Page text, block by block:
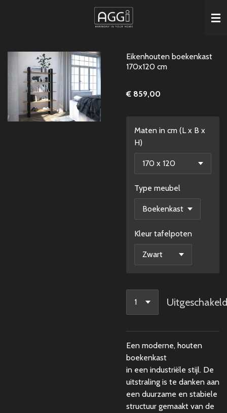
hoofdinhoud
Eikenhouten boekenkast
170x120 cm
€ 859,00
Maten in cm (L x B x
H)
Type meubel
Kleur tafelpoten
Uitgeschakeld
Een moderne, houten
boekenkast
in een industriële stijl. De
uitstraling is te danken aan
een duurzame en stabiele
structuur gemaakt van de